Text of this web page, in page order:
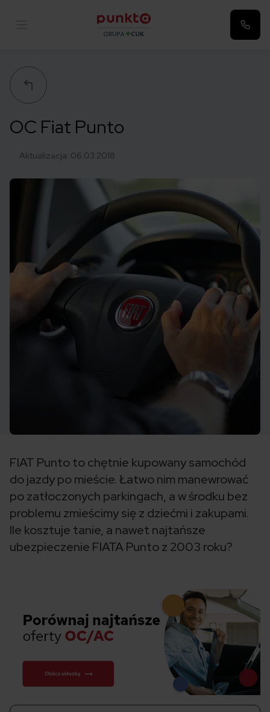
OC Fiat Punto
Aktualizacja: 06.03.2018
FIAT Punto to chętnie kupowany samochód
do jazdy po mieście. Łatwo nim manewrować
po zatłoczonych parkingach, a w środku bez
problemu zmieścimy się z dziećmi i zakupami.
Ile kosztuje tanie, a nawet najtańsze
ubezpieczenie FIATA Punto z 2003 roku?